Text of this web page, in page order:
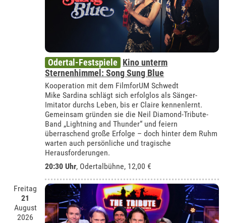
Odertal-Festspiele Kino unterm
Sternenhimmel: Song Sung Blue
Kooperation mit dem FilmforUM Schwedt
Mike Sardina schlägt sich erfolglos als Sänger-
Imitator durchs Leben, bis er Claire kennenlernt.
Gemeinsam gründen sie die Neil Diamond-Tribute-
Band „Lightning and Thunder“ und feiern
überraschend große Erfolge – doch hinter dem Ruhm
warten auch persönliche und tragische
Herausforderungen.
20:30 Uhr, Odertalbühne, 12,00 €
Freitag
21
August
2026